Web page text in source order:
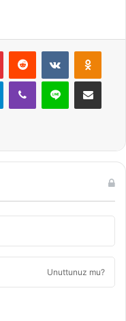
PinterestReddit VKontakte
TelegramViber Line E-Posta ile
Unuttunuz mu?